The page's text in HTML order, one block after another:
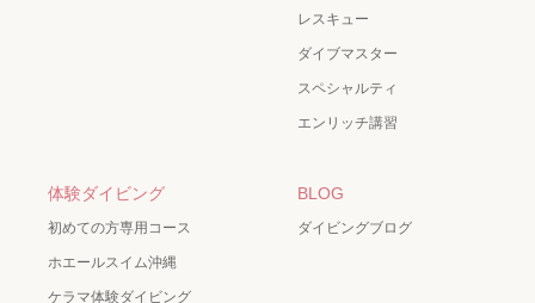
レスキュー
ダイブマスター
スペシャルティ
エンリッチ講習
体験ダイビング
初めての方専用コース
ホエールスイム沖縄
ケラマ体験ダイビング
BLOG
ダイビングブログ